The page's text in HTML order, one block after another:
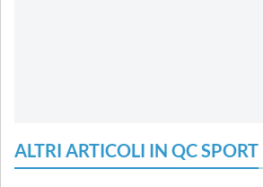
ALTRI ARTICOLI IN QC SPORT